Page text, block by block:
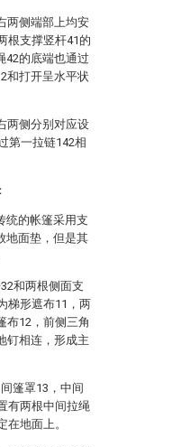
两侧端部上均安
根支撑竖杆41的
42的底端也通过
和打开呈水平状
两侧分别对应设
第一拉链142相
统的帐篷采用支
地面垫，但是其
和两根侧面支
梯形遮布11，两
布12，前侧三角
钉相连，形成主
篷罩13，中间
有两根中间拉绳
地面上。